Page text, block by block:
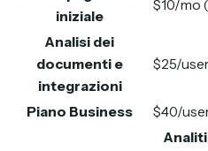
iniziale
$10/mo
Analisi dei
documenti e
integrazioni
$25/
Piano Business $40/